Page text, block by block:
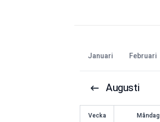
januari februari
Augusti
Vecka Måndag